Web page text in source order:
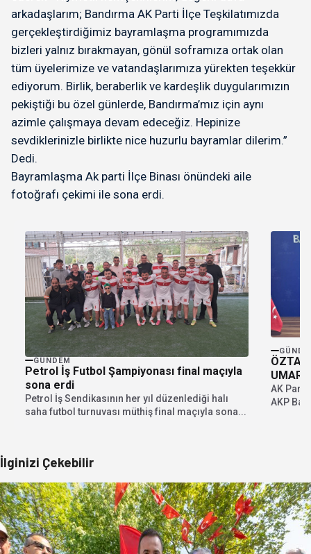
arkadaşlarım; ​Bandırma AK Parti İlçe Teşkilatımızda
gerçekleştirdiğimiz bayramlaşma programımızda
bizleri yalnız bırakmayan, gönül soframıza ortak olan
tüm üyelerimize ve vatandaşlarımıza yürekten teşekkür
ediyorum. Birlik, beraberlik ve kardeşlik duygularımızın
pekiştiği bu özel günlerde, Bandırma’mız için aynı
azimle çalışmaya devam edeceğiz. Hepinize
sevdiklerinizle birlikte nice huzurlu bayramlar dilerim.”
Dedi.
Bayramlaşma Ak parti İlçe Binası önündeki aile
fotoğrafı çekimi ile sona erdi.
GÜNDEM
Petrol İş Futbol Şampiyonası final maçıyla
sona erdi
Petrol İş Sendikasının her yıl düzenlediği halı
saha futbol turnuvası müthiş final maçıyla sona...
AK Parti
AKP
İlginizi Çekebilir